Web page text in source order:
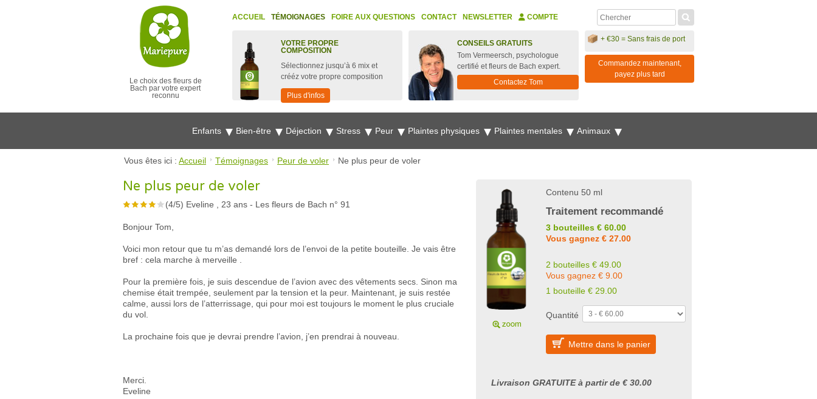
Le choix des fleurs de
Bach par votre expert
reconnu
ACCUEIL TÉMOIGNAGES FOIRE AUX QUESTIONS CONTACT NEWSLETTER COMPTE
VOTRE PROPRE
COMPOSITION
Sélectionnez jusqu’à 6 mix et
crééz votre propre composition
Plus d'infos
CONSEILS GRATUITS
Tom Vermeersch, psychologue
certifié et fleurs de Bach expert.
Contactez Tom
+ €30 = Sans frais de port
Commandez maintenant,
payez plus tard
Enfants Bien-être Déjection Stress Peur Plaintes physiques Plaintes mentales Animaux
Vous êtes ici : Accueil Témoignages Peur de voler Ne plus peur de voler
Ne plus peur de voler
(4/5) Eveline , 23 ans - Les fleurs de Bach n° 91
Bonjour Tom,
Voici mon retour que tu m’as demandé lors de l’envoi de la petite bouteille. Je vais être
bref : cela marche à merveille .
Pour la première fois, je suis descendue de l’avion avec des vêtements secs. Sinon ma
chemise était trempée, seulement par la tension et la peur. Maintenant, je suis restée
calme, aussi lors de l’atterrissage, qui pour moi est toujours le moment le plus cruciale
du vol.
La prochaine fois que je devrai prendre l’avion, j’en prendrai à nouveau.
Merci.
Eveline
Contenu 50 ml
Traitement recommandé
3 bouteilles € 60.00
Vous gagnez € 27.00
2 bouteilles € 49.00
Vous gagnez € 9.00
1 bouteille € 29.00
Quantité
Mettre dans le panier
Livraison GRATUITE à partir de € 30.00